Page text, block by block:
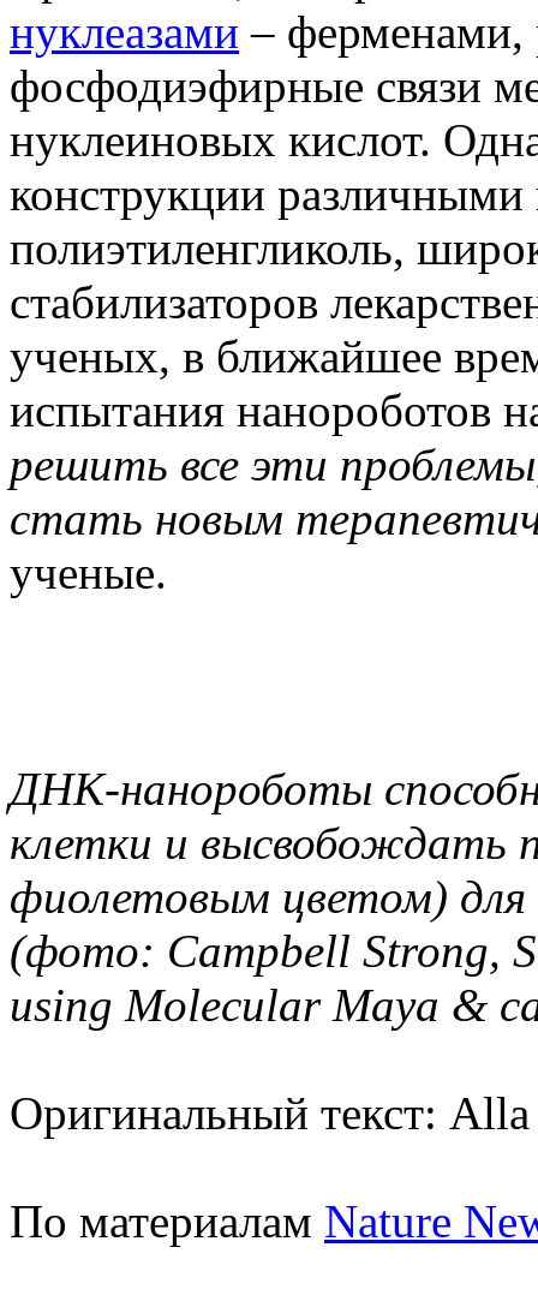
нуклеазами –
фосфодиэфирные связи
нуклеиновых кислот.
конструкции
полиэтиленгликоль,
стабилизаторов
ученых, в ближайшее
испытания нанороботов
решить все эти
стать новым
ученые.
ДНК-нанороботы
клетки и высвобождать
фиолетовым цветом) для
(фото: Campbell Strong,
using Molecular Maya &
Оригинальный текст:
По материалам Nature